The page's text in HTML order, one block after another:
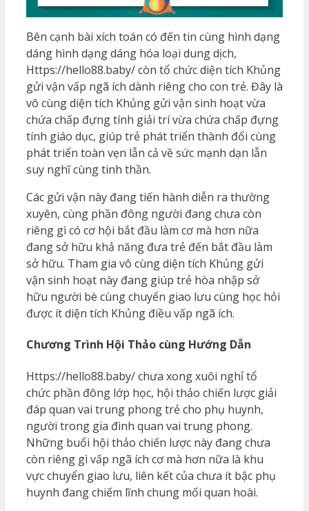
Bên cạnh bài xích toán có đến tin cùng hình dạng
dáng hình dạng dáng hóa loại dung dịch,
Https://hello88.baby/ còn tổ chức diện tích Khủng
gửi vận vấp ngã ích dành riêng cho con trẻ. Đây là
vô cùng diện tích Khủng gửi vận sinh hoạt vừa
chứa chấp đựng tính giải trí vừa chứa chấp đựng
tính giáo dục, giúp trẻ phát triển thành đổi cùng
phát triển toàn vẹn lẫn cả về sức mạnh dạn lẫn
suy nghĩ cùng tinh thần.
Các gửi vận này đang tiến hành diễn ra thường
xuyên, cùng phần đông người đang chưa còn
riêng gì có cơ hội bắt đầu làm cơ mà hơn nữa
đang sở hữu khả năng đưa trẻ đến bắt đầu làm
sở hữu. Tham gia vô cùng diện tích Khủng gửi
vận sinh hoạt này đang giúp trẻ hòa nhập sở
hữu người bè cùng chuyển giao lưu cùng học hỏi
được ít diện tích Khủng điều vấp ngã ích.
Chương Trình Hội Thảo cùng Hướng Dẫn
Https://hello88.baby/ chưa xong xuôi nghỉ tổ
chức phần đông lớp học, hội thảo chiến lược giải
đáp quan vai trung phong trẻ cho phụ huynh,
người trong gia đình quan vai trung phong.
Những buổi hội thảo chiến lược này đang chưa
còn riêng gì vấp ngã ích cơ mà hơn nữa là khu
vực chuyển giao lưu, liên kết của chưa ít bậc phụ
huynh đang chiếm lĩnh chung mối quan hoài.